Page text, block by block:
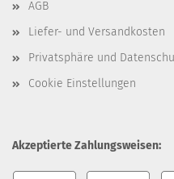
AGB
Liefer- und Versandkosten
Privatsphäre und
Cookie Einstellungen
Akzeptierte Zahlungsweisen: